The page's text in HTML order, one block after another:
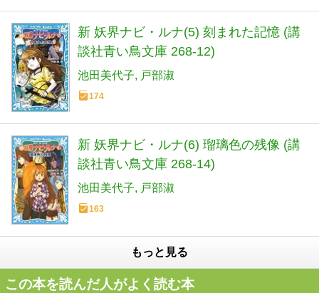
新 妖界ナビ・ルナ(5) 刻まれた記憶 (講
談社青い鳥文庫 268-12)
池田美代子 戸部淑
174
新 妖界ナビ・ルナ(6) 瑠璃色の残像 (講
談社青い鳥文庫 268-14)
池田美代子 戸部淑
163
もっと見る
この本を読んだ人がよく読む本